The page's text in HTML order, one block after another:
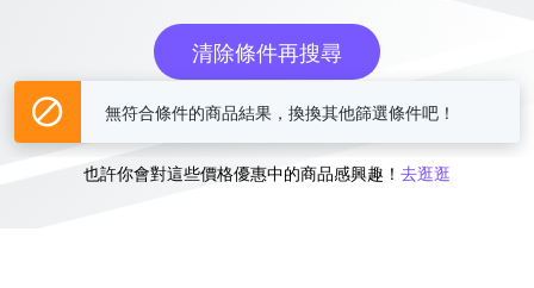
清除條件再搜尋
或
也許你會對這些價格優惠中的商品感興趣！ 去逛逛
無符合條件的商品結果，換換其他篩選條件吧！